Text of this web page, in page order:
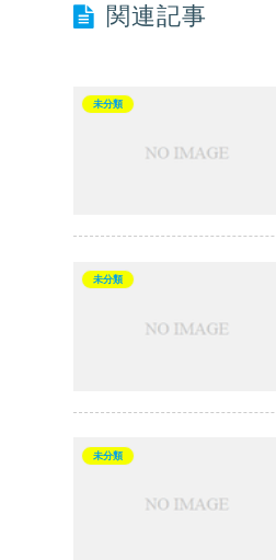
関連記事
未分類
未分類
未分類